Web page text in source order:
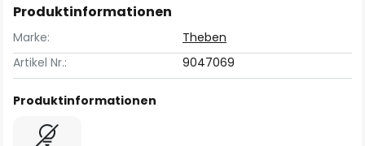
Produktinformationen
Marke:
Theben
Artikel Nr.:
9047069
Produktinformationen